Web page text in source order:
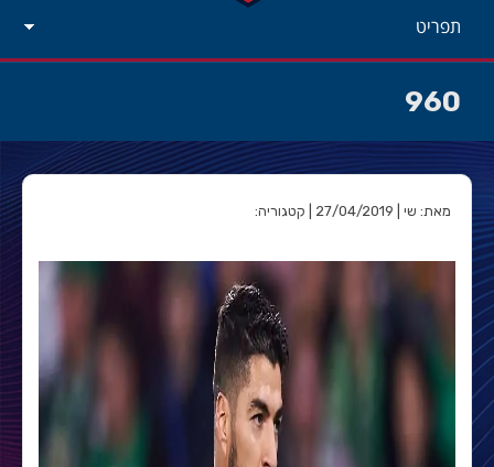
תפריט
960
מאת: שי | 27/04/2019 | קטגוריה: